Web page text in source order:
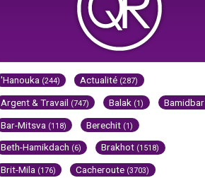
'Hanouka (244) Actualité (287)
Argent & Travail (747) Balak (1) Bamidbar
Bar-Mitsva (118) Berechit (1)
Beth-Hamikdach (6) Brakhot (1518)
Brit-Mila (176) Cacheroute (3703)